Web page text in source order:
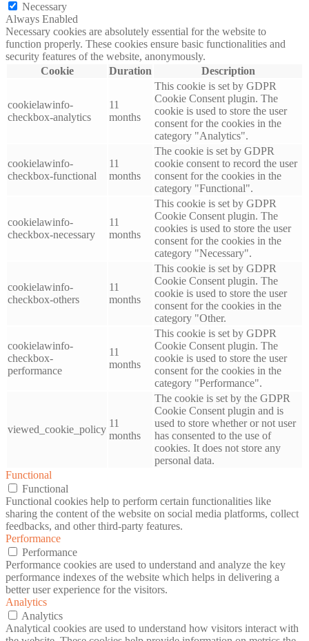
Necessary
Always Enabled
Necessary cookies are absolutely essential for the website to
function properly. These cookies ensure basic functionalities and
security features of the website, anonymously.
Cookie
Duration Description
cookielawinfo-
checkbox-analytics
11
months
This cookie is set by GDPR
Cookie Consent plugin. The
cookie is used to store the user
consent for the cookies in the
category "Analytics".
cookielawinfo-
checkbox-functional
11
months
The cookie is set by GDPR
cookie consent to record the user
consent for the cookies in the
category "Functional".
cookielawinfo-
checkbox-necessary
11
months
This cookie is set by GDPR
Cookie Consent plugin. The
cookies is used to store the user
consent for the cookies in the
category "Necessary".
cookielawinfo-
checkbox-others
11
months
This cookie is set by GDPR
Cookie Consent plugin. The
cookie is used to store the user
consent for the cookies in the
category "Other.
cookielawinfo-
checkbox-
performance
11
months
This cookie is set by GDPR
Cookie Consent plugin. The
cookie is used to store the user
consent for the cookies in the
category "Performance".
viewed_cookie_policy
11
months
The cookie is set by the GDPR
Cookie Consent plugin and is
used to store whether or not user
has consented to the use of
cookies. It does not store any
personal data.
Functional
Functional
Functional cookies help to perform certain functionalities like
sharing the content of the website on social media platforms, collect
feedbacks, and other third-party features.
Performance
Performance
Performance cookies are used to understand and analyze the key
performance indexes of the website which helps in delivering a
better user experience for the visitors.
Analytics
Analytics
Analytical cookies are used to understand how visitors interact with